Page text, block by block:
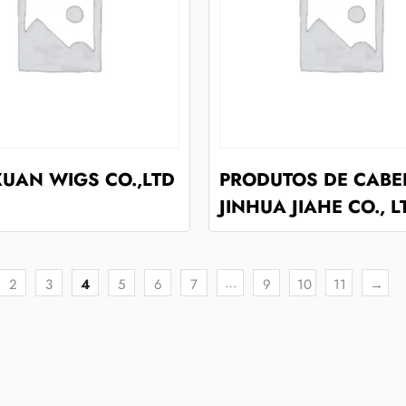
WIGS CO.,LTD
PRODUTOS DE
JINHUA JIAHE CO.,
2 3 4 5 6 7 … 9 10 11 →